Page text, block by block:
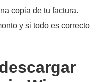
copia de tu factura.
y si todo es correcto